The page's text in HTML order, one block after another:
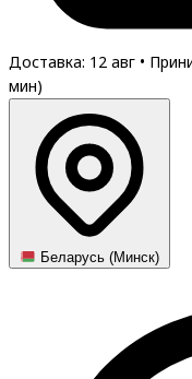
Доставка: 12 авг •
мин)
Беларусь (Минск)